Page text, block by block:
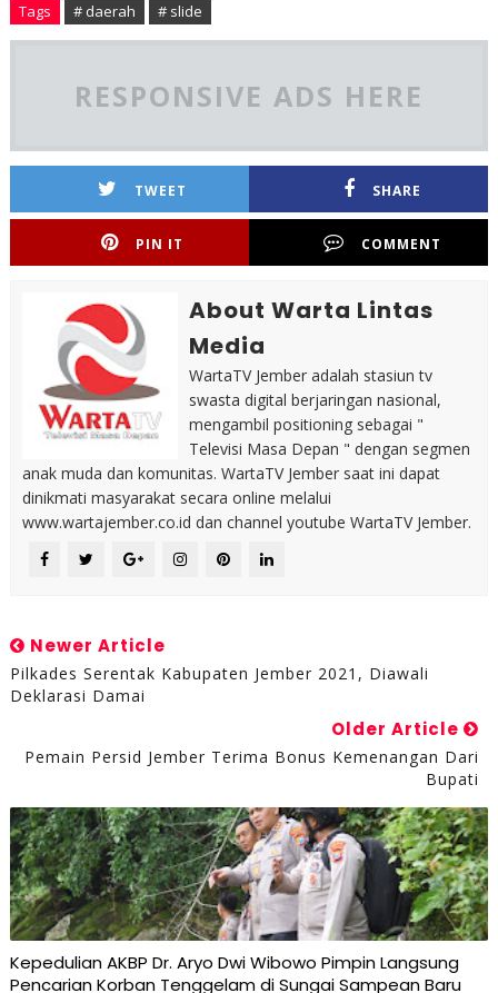
Tags # daerah # slide
RESPONSIVE ADS HERE
TWEET SHARE
PIN IT COMMENT
About Warta Lintas
Media
WartaTV Jember adalah stasiun tv
swasta digital berjaringan nasional,
mengambil positioning sebagai "
Televisi Masa Depan " dengan segmen
anak muda dan komunitas. WartaTV Jember saat ini dapat
dinikmati masyarakat secara online melalui
www.wartajember.co.id dan channel youtube WartaTV Jember.
Newer Article
Pilkades Serentak Kabupaten Jember 2021, Diawali
Deklarasi Damai
Older Article
Pemain Persid Jember Terima Bonus Kemenangan Dari
Bupati
Kepedulian AKBP Dr. Aryo Dwi Wibowo Pimpin Langsung
Pencarian Korban Tenggelam di Sungai Sampean Baru